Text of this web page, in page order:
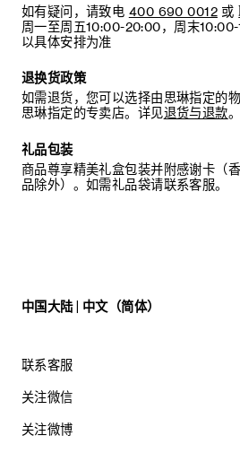
如有疑问，请致电 400 690 0012 或
周一至周五10:00-20:00，周末
以具体安排为准
退换货政策
如需退货，您可以选择由思琳指定的
思琳指定的专卖店。详见退货与退款。
礼品包装
商品尊享精美礼盒包装并附感谢卡（
品除外）。如需礼品袋请联系客服。
中国大陆 | 中文（简体）
联系客服
关注微信
关注微博